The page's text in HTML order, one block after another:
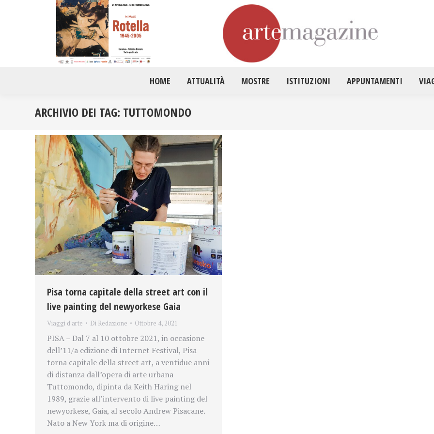
HOME ATTUALITÀ MOSTRE ISTITUZIONI APPUNTAMENTI
ARCHIVIO DEI TAG: TUTTOMONDO
Pisa torna capitale della street art con il
live painting del newyorkese Gaia
Viaggi d'arte Di Redazione Ottobre 4, 2021
PISA – Dal 7 al 10 ottobre 2021, in occasione
dell’11/a edizione di Internet Festival, Pisa
torna capitale della street art, a ventidue anni
di distanza dall’opera di arte urbana
Tuttomondo, dipinta da Keith Haring nel
1989, grazie all’intervento di live painting del
newyorkese, Gaia, al secolo Andrew Pisacane.
Nato a New York ma di origine…
HOME